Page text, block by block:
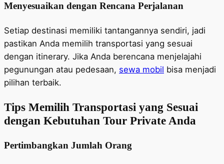
Menyesuaikan dengan Rencana Perjalanan
Setiap destinasi memiliki tantangannya sendiri, jadi
pastikan Anda memilih transportasi yang sesuai
dengan itinerary. Jika Anda berencana menjelajahi
pegunungan atau pedesaan, sewa mobil bisa menjadi
pilihan terbaik.
Tips Memilih Transportasi yang Sesuai
dengan Kebutuhan Tour Private Anda
Pertimbangkan Jumlah Orang